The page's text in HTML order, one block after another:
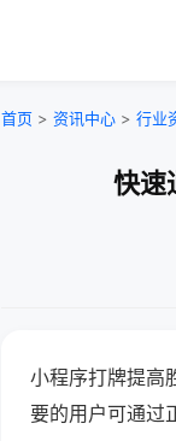
首页 > 资讯中心 > 行业
快速
小程序打牌提高
要的用户可通过